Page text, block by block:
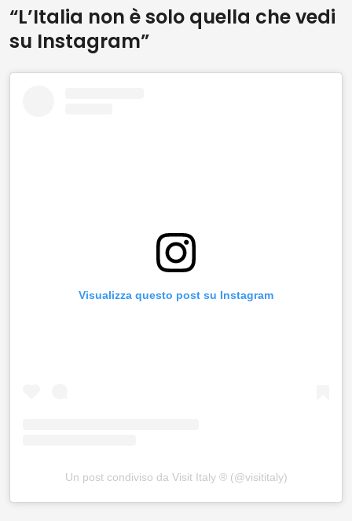
“L’Italia non è solo quella che vedi
su Instagram”
Visualizza questo post su Instagram
Un post condiviso da Visit Italy ® (@visititaly)